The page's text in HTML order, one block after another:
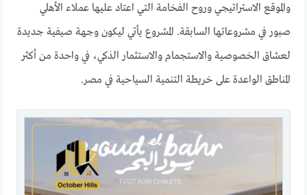
والموقع الاستراتيجي وروح الفخامة التي اعتاد عليها عملاء الأهلي
صبور في مشروعاتها السابقة. المشروع يأتي ليكون وجهة صيفية جديدة
لعشاق الخصوصية والاستجمام والاستثمار الذكي، في واحدة من أكثر
المناطق الواعدة على خريطة التنمية السياحية في مصر.